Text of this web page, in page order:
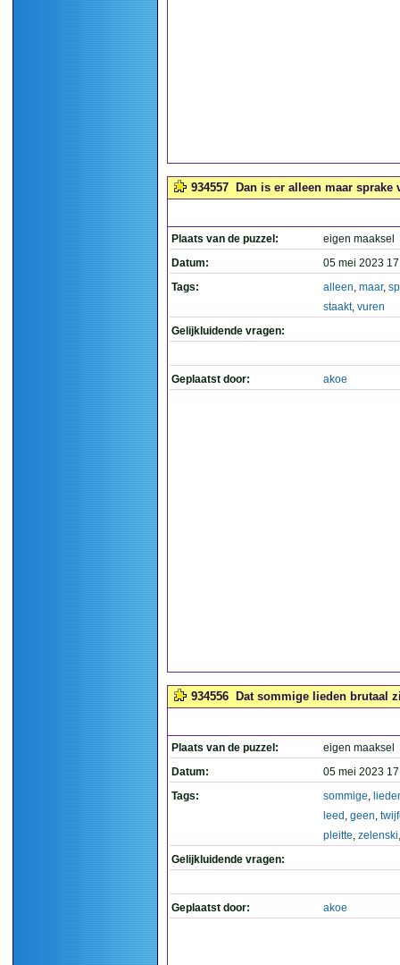
934557 Dan is er alleen maar sprake
Plaats van de puzzel:
eigen maaksel
Datum:
05 mei 2023
Tags:
alleen, maar,
staakt, vuren
Gelijkluidende vragen:
Geplaatst door: akoe
934556 Dat sommige lieden brutaal
Plaats van de puzzel:
eigen maaksel
Datum:
05 mei 2023
Tags:
sommige,
leed , geen,
pleitte, zelenski
Gelijkluidende vragen:
Geplaatst door: akoe